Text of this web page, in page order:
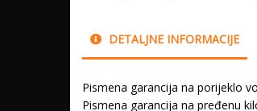
DETALJNE INFORMACIJE
Pismena garancija na porijeklo
Pismena garancija na pređenu